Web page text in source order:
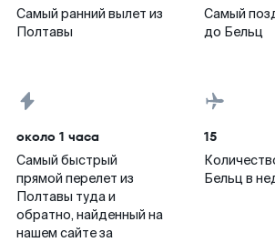
Самый ранний вылет из
Полтавы
Самый
до Бельц
около 1 часа
Самый быстрый
прямой перелет из
Полтавы туда и
обратно, найденный на
нашем сайте за
15
Бельц в